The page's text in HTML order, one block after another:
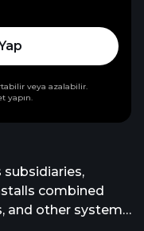
subsidiaries,
combined
and other systems
veya azalabilir.
yapın.